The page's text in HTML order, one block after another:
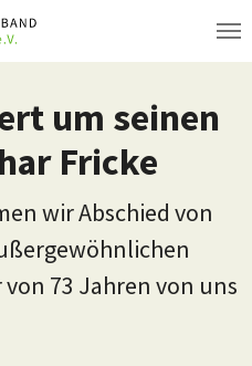
um seinen
Fricke
wir Abschied von
73 Jahren von uns